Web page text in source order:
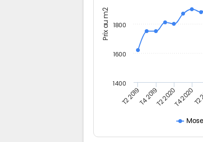
Prix au m2
T2 2019T4 2019T2 2020T4 2020
1400
1600
1800